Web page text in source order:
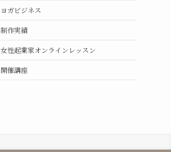
ヨガビジネス
制作実績
女性起業家オンラインレッスン
開催講座